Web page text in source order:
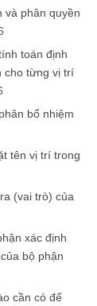
và phân quyền
toán định
cho từng vị trí
bổ nhiệm
tên vị trí trong
(vai trò) của
xác định
bộ phận
cần có để